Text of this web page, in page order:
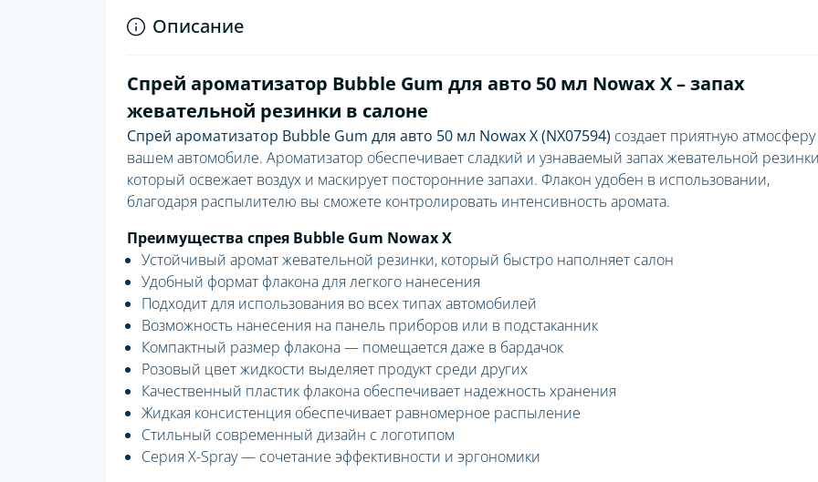
Описание
Спрей ароматизатор Bubble Gum для авто 50 мл Nowax X – запах
жевательной резинки в салоне
Спрей ароматизатор Bubble Gum для авто 50 мл Nowax X (NX07594) создает приятную
вашем автомобиле. Ароматизатор обеспечивает сладкий и узнаваемый запах жевательной
который освежает воздух и маскирует посторонние запахи. Флакон удобен в использовании,
благодаря распылителю вы сможете контролировать интенсивность аромата.
Преимущества спрея Bubble Gum Nowax X
Устойчивый аромат жевательной резинки, который быстро наполняет салон
Удобный формат флакона для легкого нанесения
Подходит для использования во всех типах автомобилей
Возможность нанесения на панель приборов или в подстаканник
Компактный размер флакона — помещается даже в бардачок
Розовый цвет жидкости выделяет продукт среди других
Качественный пластик флакона обеспечивает надежность хранения
Жидкая консистенция обеспечивает равномерное распыление
Стильный современный дизайн с логотипом
Серия X-Spray — сочетание эффективности и эргономики